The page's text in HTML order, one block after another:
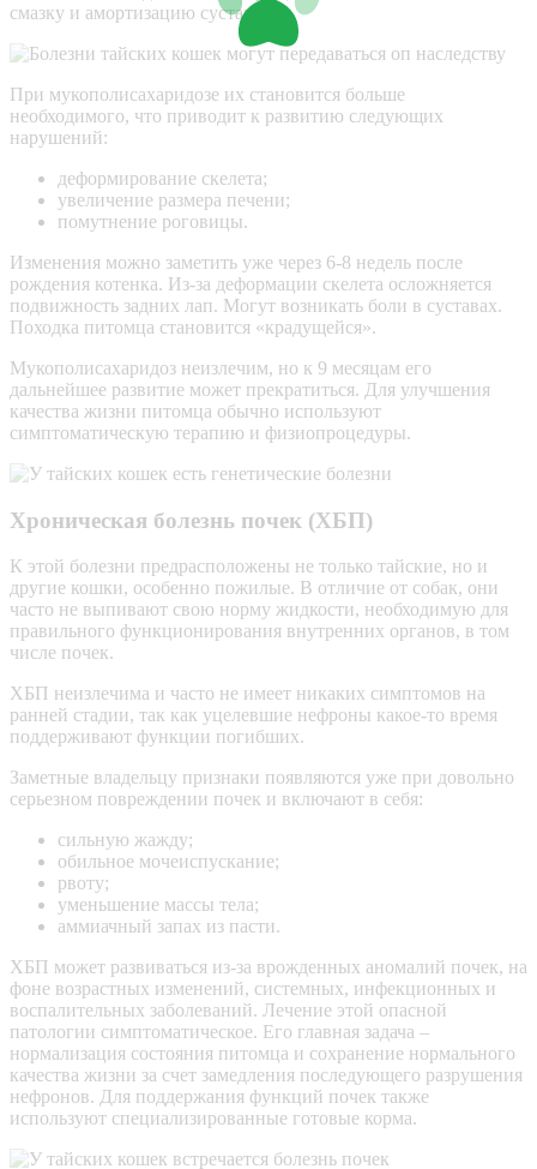
смазку и амортизацию суставов.
При мукополисахаридозе их становится больше
необходимого, что приводит к развитию следующих
нарушений:
деформирование скелета;
увеличение размера печени;
помутнение роговицы.
Изменения можно заметить уже через 6-8 недель после
рождения котенка. Из-за деформации скелета осложняется
подвижность задних лап. Могут возникать боли в суставах.
Походка питомца становится «крадущейся».
Мукополисахаридоз неизлечим, но к 9 месяцам его
дальнейшее развитие может прекратиться. Для улучшения
качества жизни питомца обычно используют
симптоматическую терапию и физиопроцедуры.
Хроническая болезнь почек (ХБП)
К этой болезни предрасположены не только тайские, но и
другие кошки, особенно пожилые. В отличие от собак, они
часто не выпивают свою норму жидкости, необходимую для
правильного функционирования внутренних органов, в том
числе почек.
ХБП неизлечима и часто не имеет никаких симптомов на
ранней стадии, так как уцелевшие нефроны какое-то время
поддерживают функции погибших.
Заметные владельцу признаки появляются уже при довольно
серьезном повреждении почек и включают в себя:
сильную жажду;
обильное мочеиспускание;
рвоту;
уменьшение массы тела;
аммиачный запах из пасти.
ХБП может развиваться из-за врожденных аномалий почек, на
фоне возрастных изменений, системных, инфекционных и
воспалительных заболеваний. Лечение этой опасной
патологии симптоматическое. Его главная задача –
нормализация состояния питомца и сохранение нормального
качества жизни за счет замедления последующего разрушения
нефронов. Для поддержания функций почек также
используют специализированные готовые корма.